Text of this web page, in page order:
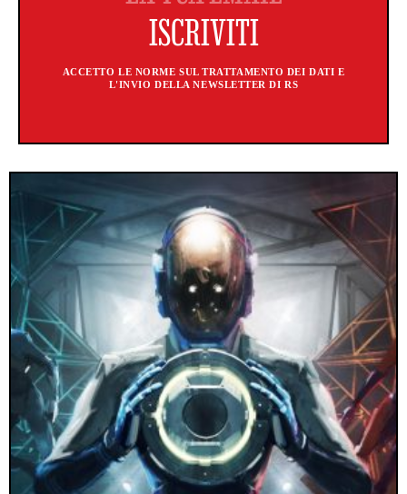
ACCETTO LE NORME SUL TRATTAMENTO DEI DATI E
L'INVIO DELLA NEWSLETTER DI RS